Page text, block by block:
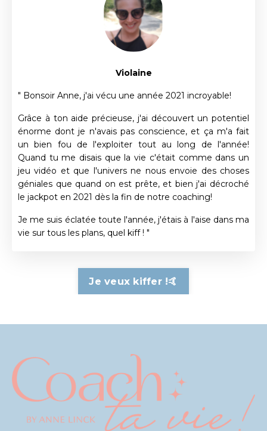
Violaine
" Bonsoir Anne, j'ai vécu une année 2021 incroyable!
Grâce à ton aide précieuse, j'ai découvert un potentiel
énorme dont je n'avais pas conscience, et ça m'a fait
un bien fou de l'exploiter tout au long de l'année!
Quand tu me disais que la vie c'était comme dans un
jeu vidéo et que l'univers ne nous envoie des choses
géniales que quand on est prête, et bien j'ai décroché
le jackpot en 2021 dès la fin de notre coaching!
Je me suis éclatée toute l'année, j'étais à l'aise dans ma
vie sur tous les plans, quel kiff ! "
Je veux kiffer !🤙